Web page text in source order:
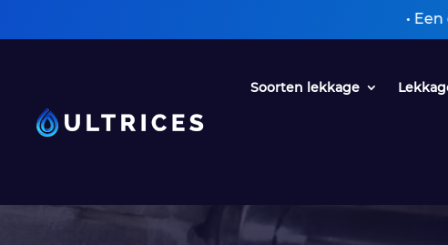
• Een oplossing
Soorten lekkage